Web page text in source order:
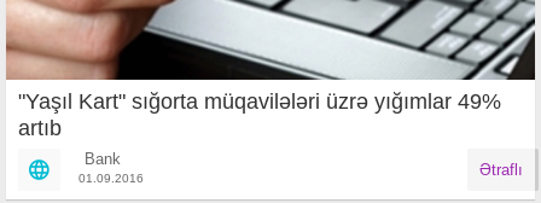
"Yaşıl Kart" sığorta müqavilələri üzrə yığımlar 49%
artıb
Bank
01.09.2016 Ətraflı